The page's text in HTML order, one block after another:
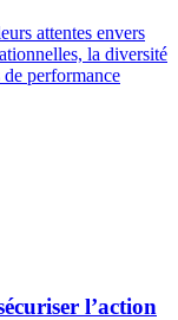
attentes envers
la diversité
performance
l’action